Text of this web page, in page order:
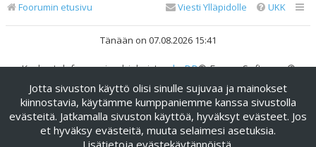
Foorumin etusivu UKK
Viesti Ylläpidolle
Tänään on 07.08.2026 15:41
Keskustelufoorumin ohjelmistophpBB® Forum Software ©
phpBB Limited
Käännös: phpBB Suomi (lurttinen, harritapio, Pettis)
phpBB Metro Theme byPixelGoose Studio
Yksityisyys|Ehdot
Jotta sivuston käyttö olisi sinulle sujuvaa ja mainokset
kiinnostavia, käytämme kumppaniemme kanssa sivustolla
evästeitä. Jatkamalla sivuston käyttöä, hyväksyt evästeet. Jos
et hyväksy evästeitä, muuta selaimesi asetuksia.
Lisätietoja evästekäytännöistä